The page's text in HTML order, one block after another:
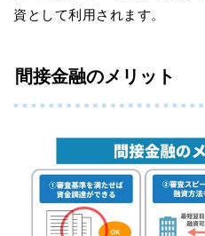
資として利用されます。
間接金融のメリット